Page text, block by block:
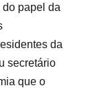
papel da
da
secretário
que o